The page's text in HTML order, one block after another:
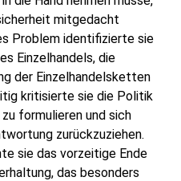
mitgedacht
Problem identifizierte sie
Einzelhandels, die
der Einzelhandelsketten
kritisierte sie die Politik
formulieren und sich
zurückzuziehen.
sie das vorzeitige Ende
das besonders